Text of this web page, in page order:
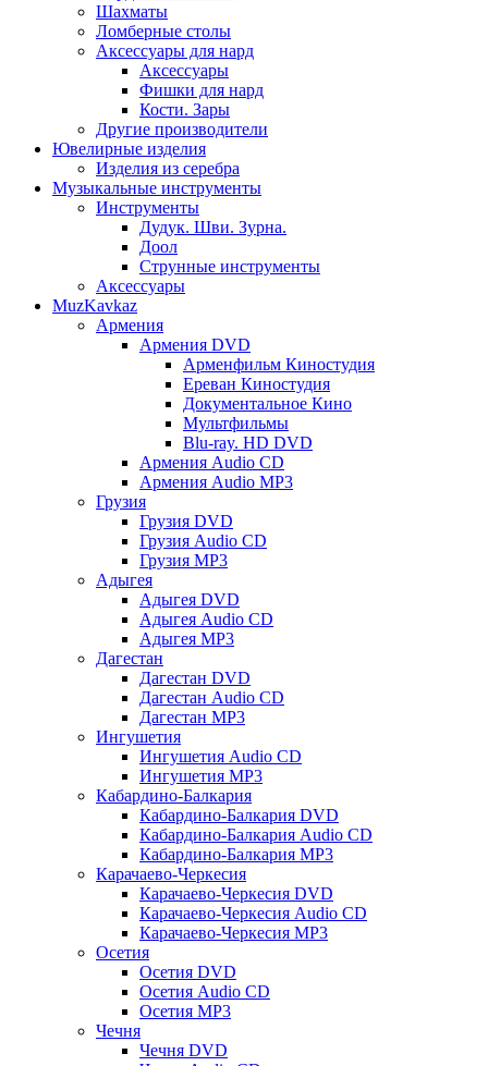
Шахматы
Ломберные столы
Аксессуары для нард
Аксессуары
Фишки для нард
Кости. Зары
Другие производители
Ювелирные изделия
Изделия из серебра
Музыкальные инструменты
Инструменты
Дудук. Шви. Зурна.
Доол
Струнные инструменты
Аксессуары
MuzKavkaz
Армения
Армения DVD
Арменфильм Киностудия
Ереван Киностудия
Документальное Кино
Мультфильмы
Blu-ray. HD DVD
Армения Audio CD
Армения Audio MP3
Грузия
Грузия DVD
Грузия Audio CD
Грузия MP3
Адыгея
Адыгея DVD
Адыгея Audio CD
Адыгея MP3
Дагестан
Дагестан DVD
Дагестан Audio CD
Дагестан MP3
Ингушетия
Ингушетия Audio CD
Ингушетия MP3
Кабардино-Балкария
Кабардино-Балкария DVD
Кабардино-Балкария Audio CD
Кабардино-Балкария MP3
Карачаево-Черкесия
Карачаево-Черкесия DVD
Карачаево-Черкесия Audio CD
Карачаево-Черкесия MP3
Осетия
Осетия DVD
Осетия Audio CD
Осетия MP3
Чечня
Чечня DVD